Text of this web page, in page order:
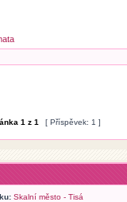
1 z1 [ Příspěvek: 1 ]
Skalní město - Tisá